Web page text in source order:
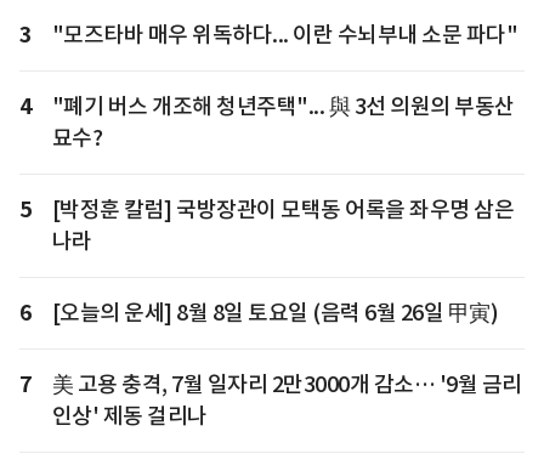
3 "모즈타바 매우 위독하다... 이란 수뇌부내 소문 파다"
4
"폐기 버스 개조해 청년주택"... 與 3선 의원의 부동산
묘수?
5
[박정훈 칼럼] 국방장관이 모택동 어록을 좌우명 삼은
나라
6 [오늘의 운세] 8월 8일 토요일 (음력 6월 26일 甲寅)
7
美 고용 충격, 7월 일자리 2만3000개 감소… '9월 금리
인상' 제동 걸리나